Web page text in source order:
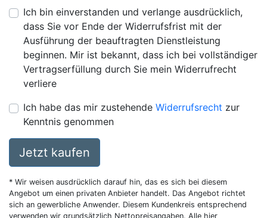
Ich bin einverstanden und verlange ausdrücklich,
dass Sie vor Ende der Widerrufsfrist mit der
Ausführung der beauftragten Dienstleistung
beginnen. Mir ist bekannt, dass ich bei vollständiger
Vertragserfüllung durch Sie mein Widerrufrecht
verliere
Ich habe das mir zustehende Widerrufsrecht zur
Kenntnis genommen
Jetzt kaufen
* Wir weisen ausdrücklich darauf hin, das es sich bei diesem
Angebot um einen privaten Anbieter handelt. Das Angebot richtet
sich an gewerbliche Anwender. Diesem Kundenkreis entsprechend
verwenden wir grundsätzlich Nettopreisangaben. Alle hier